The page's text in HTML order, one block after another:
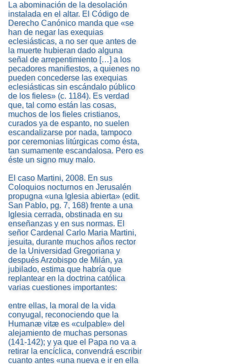
La abominación de la desolación
instalada en el altar. El Código de
Derecho Canónico manda que «se
han de negar las exequias
eclesiásticas, a no ser que antes de
la muerte hubieran dado alguna
señal de arrepentimiento […] a los
pecadores manifiestos, a quienes no
pueden concederse las exequias
eclesiásticas sin escándalo público
de los fieles» (c. 1184). Es verdad
que, tal como están las cosas,
muchos de los fieles cristianos,
curados ya de espanto, no suelen
escandalizarse por nada, tampoco
por ceremonias litúrgicas como ésta,
tan sumamente escandalosa. Pero es
éste un signo muy malo.
El caso Martini, 2008. En sus
Coloquios nocturnos en Jerusalén
propugna «una Iglesia abierta» (edit.
San Pablo, pg. 7, 168) frente a una
Iglesia cerrada, obstinada en su
enseñanzas y en sus normas. El
señor Cardenal Carlo Maria Martini,
jesuita, durante muchos años rector
de la Universidad Gregoriana y
después Arzobispo de Milán, ya
jubilado, estima que habría que
replantear en la doctrina católica
varias cuestiones importantes:
entre ellas, la moral de la vida
conyugal, reconociendo que la
Humanæ vitæ es «culpable» del
alejamiento de muchas personas
(141-142); y ya que el Papa no va a
retirar la encíclica, convendrá escribir
cuanto antes «una nueva e ir en ella